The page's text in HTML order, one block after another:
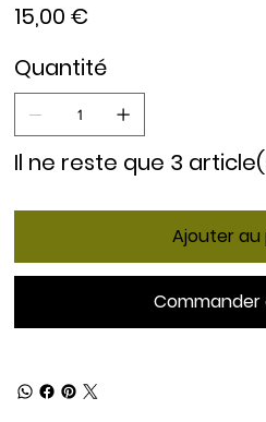
15,00 €
Quantité
Il ne reste que 3
Ajouter au